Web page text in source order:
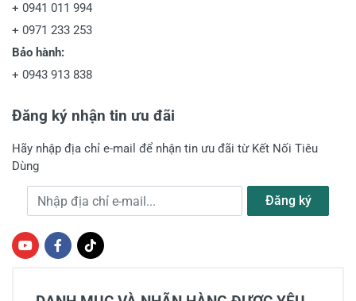
+ 0941 011 994
+ 0971 233 253
Bảo hành:
+ 0943 913 838
Đăng ký nhận tin ưu đãi
Hãy nhập địa chỉ e-mail để nhận tin ưu đãi từ Kết Nối Tiêu
Dùng
Địa chỉ e-mail Đăng ký